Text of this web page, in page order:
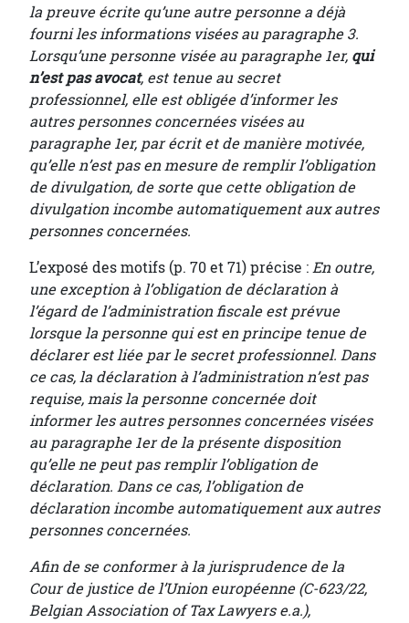
la preuve écrite qu’une autre personne a déjà
fourni les informations visées au paragraphe 3.
Lorsqu’une personne visée au paragraphe 1er, qui
n’est pas avocat, est tenue au secret
professionnel, elle est obligée d’informer les
autres personnes concernées visées au
paragraphe 1er, par écrit et de manière motivée,
qu’elle n’est pas en mesure de remplir l’obligation
de divulgation, de sorte que cette obligation de
divulgation incombe automatiquement aux autres
personnes concernées.
L’exposé des motifs (p. 70 et 71) précise :En outre,
une exception à l’obligation de déclaration à
l’égard de l’administration fiscale est prévue
lorsque la personne qui est en principe tenue de
déclarer est liée par le secret professionnel. Dans
ce cas, la déclaration à l’administration n’est pas
requise, mais la personne concernée doit
informer les autres personnes concernées visées
au paragraphe 1er de la présente disposition
qu’elle ne peut pas remplir l’obligation de
déclaration. Dans ce cas, l’obligation de
déclaration incombe automatiquement aux autres
personnes concernées.
Afin de se conformer à la jurisprudence de la
Cour de justice de l’Union européenne (C-623/22,
Belgian Association of Tax Lawyers e.a.),